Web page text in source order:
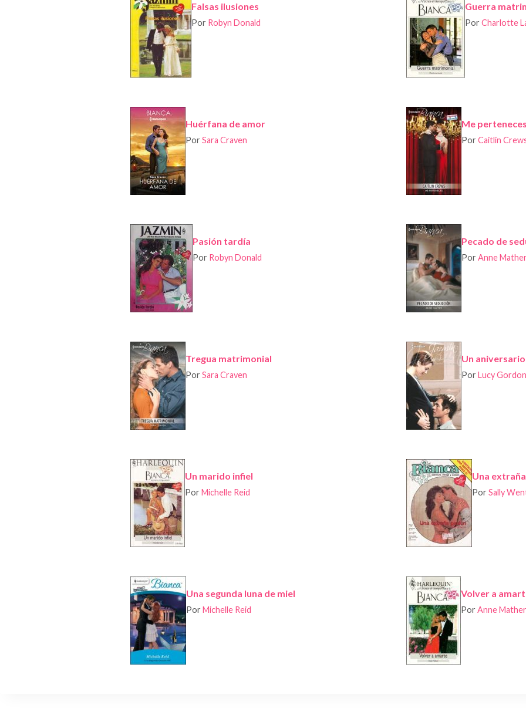
Falsas ilusiones
Por Robyn Donald
Guerra
Por Charlotte
Huérfana de amor
Por Sara Craven
Me perteneces
Por Caitlin
Pasión tardía
Por Robyn Donald
Pecado de
Por Anne Mather
Tregua matrimonial
Por Sara Craven
Un
Por Lucy Gordon
Un marido infiel
Por Michelle Reid
Una
Por Sally
Una segunda luna de miel
Por Michelle Reid
Volver a
Por Anne Mather